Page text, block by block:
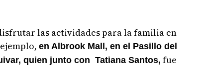
las actividades para la familia en
en Albrook Mall, en el Pasillo del
quien junto con Tatiana Santos, fue